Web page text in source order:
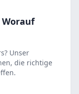
Unser
die richtige